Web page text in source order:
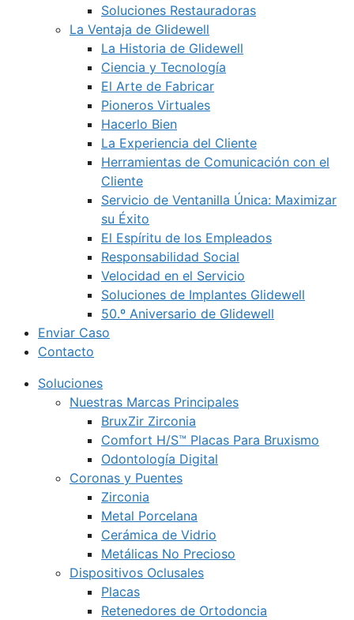
Soluciones Restauradoras
La Ventaja de Glidewell
La Historia de Glidewell
Ciencia y Tecnología
El Arte de Fabricar
Pioneros Virtuales
Hacerlo Bien
La Experiencia del Cliente
Herramientas de Comunicación con el
Cliente
Servicio de Ventanilla Única: Maximizar
su Éxito
El Espíritu de los Empleados
Responsabilidad Social
Velocidad en el Servicio
Soluciones de Implantes Glidewell
50.º Aniversario de Glidewell
Enviar Caso
Contacto
Soluciones
Nuestras Marcas Principales
BruxZir Zirconia
Comfort H/S™ Placas Para Bruxismo
Odontología Digital
Coronas y Puentes
Zirconia
Metal Porcelana
Cerámica de Vidrio
Metálicas No Precioso
Dispositivos Oclusales
Placas
Retenedores de Ortodoncia